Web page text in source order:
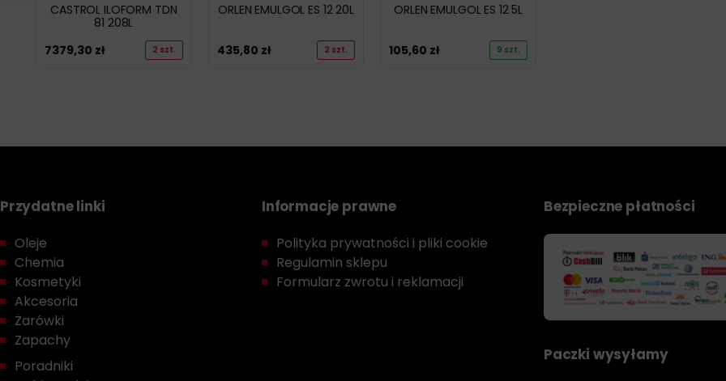
CASTROL ILOFORM TDN
81 208L
7379,30 zł 2 szt.
ORLEN EMULGOL ES 12 20L
435,80 zł 2 szt.
ORLEN EMULGOL ES 12 5L
105,60 zł 9 szt.
Przydatne linki
Oleje
Chemia
Kosmetyki
Akcesoria
Żarówki
Zapachy
Poradniki
Informacje prawne
Polityka prywatności i pliki cookie
Regulamin sklepu
Formularz zwrotu i reklamacji
Bezpieczne płatności
Paczki wysyłamy